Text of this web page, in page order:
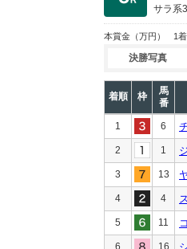
サラ系
本賞金 （万円） 1着
決勝写真
着順 枠
馬
番
1 6
2 1
3 13
4 4
5 11
6 16